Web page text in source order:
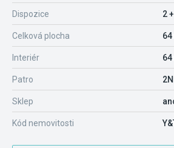
Dispozice 2
Celková plocha 64
Interiér 64
Patro
Sklep
Kód nemovitosti